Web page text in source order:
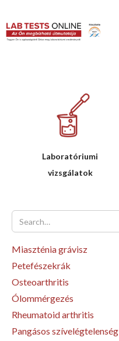
Laboratóriumi
vizsgálatok
Miaszténia grávisz
Petefészekrák
Osteoarthritis
Ólommérgezés
Rheumatoid arthritis
Pangásos szívelégtelenség